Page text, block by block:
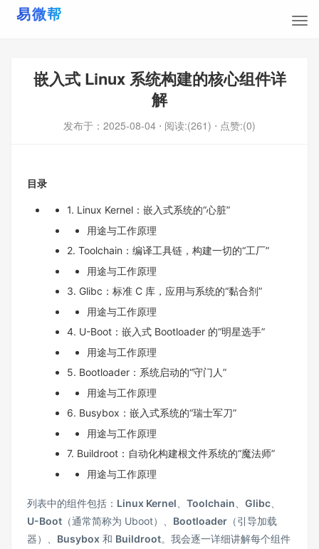
嵌入式 Linux 系统构建的核心组件详
解
发布于： 2025-08-04 ⋅ 阅读:(261) ⋅ 点赞:(0)
目录
1. Linux Kernel：嵌入式系统的“心脏”
用途与工作原理
2. Toolchain：编译工具链，构建一切的“工厂”
用途与工作原理
3. Glibc：标准 C 库，应用与系统的“黏合剂”
用途与工作原理
4. U-Boot：嵌入式 Bootloader 的“明星选手”
用途与工作原理
5. Bootloader：系统启动的“守门人”
用途与工作原理
6. Busybox：嵌入式系统的“瑞士军刀”
用途与工作原理
7. Buildroot：自动化构建根文件系统的“魔法师”
用途与工作原理
列表中的组件包括： Linux Kernel Toolchain Glibc
U-Boot （通常简称为 Uboot）、 Bootloader （引导加载
器）、 Busybox 和 Buildroot。我会逐一详细讲解每个组件